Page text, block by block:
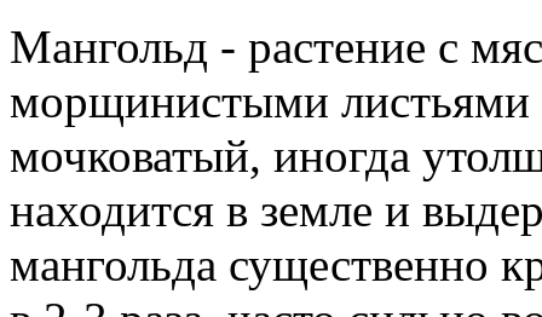
Мангольд - растение с
морщинистыми
мочковатый, иногда
находится в земле и
мангольда существенно